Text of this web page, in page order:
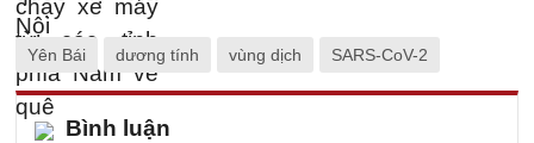
Yên Bái dương tính vùng dịch SARS-CoV-2
Bình luận